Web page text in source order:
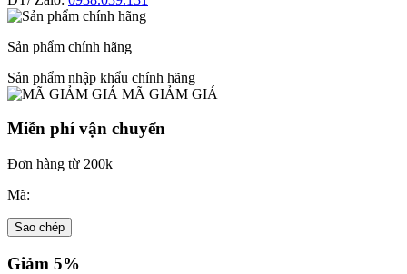
Sản phẩm chính hãng
Sản phẩm nhập khẩu chính hãng
MÃ GIẢM GIÁ
Miễn phí vận chuyển
Đơn hàng từ 200k
Mã:
Sao chép
Giảm 5%